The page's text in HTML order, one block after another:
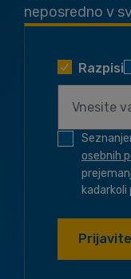
neposredno v
Razpisi
osebnih